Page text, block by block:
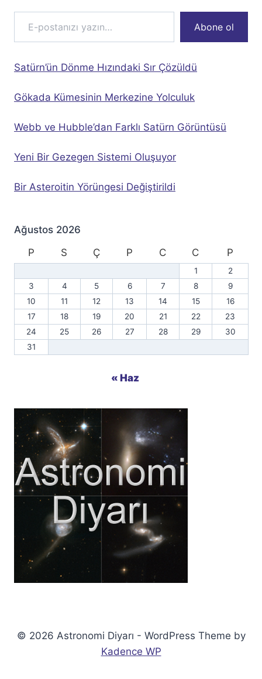
E-postanızı yazın…
Abone ol
Satürn’ün Dönme Hızındaki Sır Çözüldü
Gökada Kümesinin Merkezine Yolculuk
Webb ve Hubble’dan Farklı Satürn Görüntüsü
Yeni Bir Gezegen Sistemi Oluşuyor
Bir Asteroitin Yörüngesi Değiştirildi
Ağustos 2026
P
S Ç P C C P
1
2
3
4 5 6 7 8
9
10
11 12 13 14 15
16
17
18 19 20 21 22
23
24
25 26 27 28 29
30
31
« Haz
© 2026 Astronomi Diyarı - WordPress Theme by
Kadence WP